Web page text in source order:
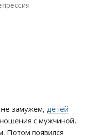
замужем, детей
с мужчиной,
Потом появился